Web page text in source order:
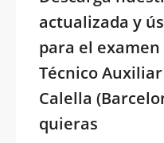
actualizada y
para el
Técnico
Calella
quieras